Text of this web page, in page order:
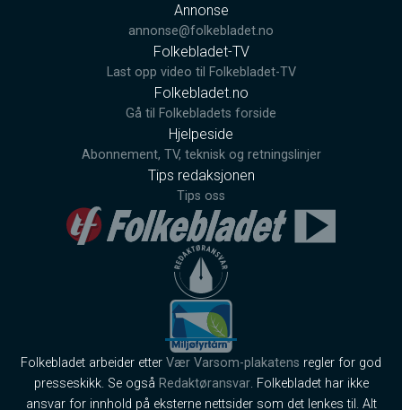
Annonse
annonse@folkebladet.no
Folkebladet-TV
Last opp video til Folkebladet-TV
Folkebladet.no
Gå til Folkebladets forside
Hjelpeside
Abonnement, TV, teknisk og retningslinjer
Tips redaksjonen
Tips oss
Folkebladet arbeider etter Vær Varsom-plakatens regler for god
presseskikk. Se også Redaktøransvar. Folkebladet har ikke
ansvar for innhold på eksterne nettsider som det lenkes til. Alt